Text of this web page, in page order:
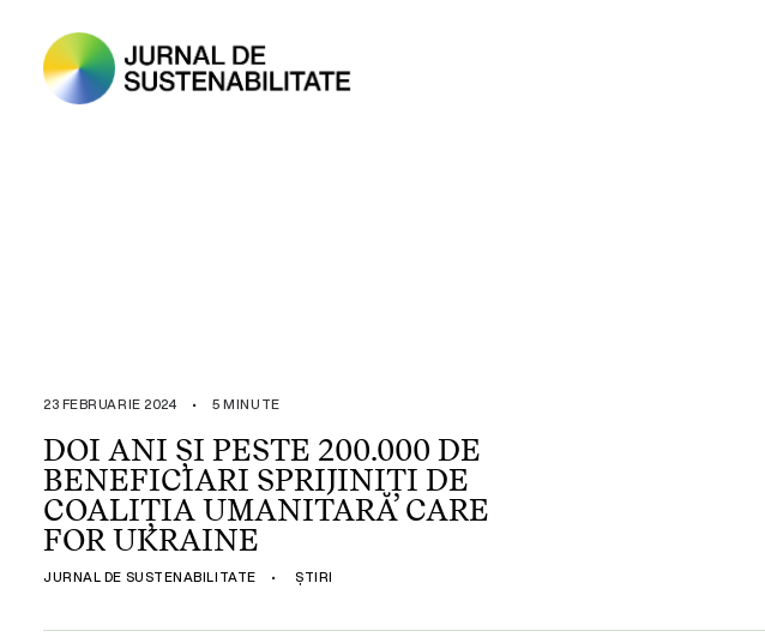
23 FEBRUARIE 2024 • 5 MINUTE
DOI ANI ȘI PESTE 200.000 DE
BENEFICIARI SPRIJINIȚI DE
COALIȚIA UMANITARĂ CARE
FOR UKRAINE
JURNAL DE SUSTENABILITATE • ȘTIRI